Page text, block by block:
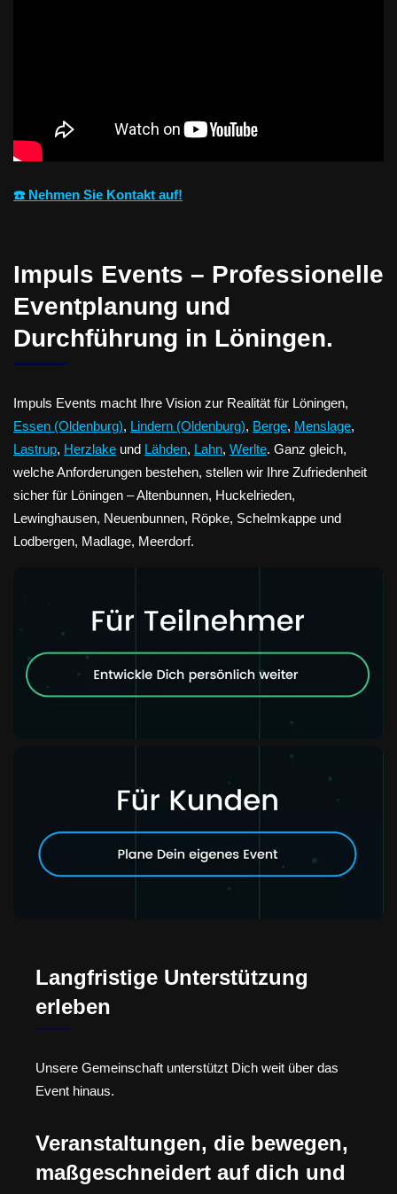
☎️ Nehmen Sie Kontakt auf!
Impuls Events – Professionelle
Eventplanung und
Durchführung in Löningen.
Impuls Events macht Ihre Vision zur Realität für Löningen,
Essen (Oldenburg), Lindern (Oldenburg), Berge, Menslage,
Lastrup, Herzlake und Lähden, Lahn, Werlte. Ganz gleich,
welche Anforderungen bestehen, stellen wir Ihre Zufriedenheit
sicher für Löningen – Altenbunnen, Huckelrieden,
Lewinghausen, Neuenbunnen, Röpke, Schelmkappe und
Lodbergen, Madlage, Meerdorf.
Langfristige Unterstützung
erleben
Unsere Gemeinschaft unterstützt Dich weit über das
Event hinaus.
Veranstaltungen, die bewegen,
maßgeschneidert auf dich und